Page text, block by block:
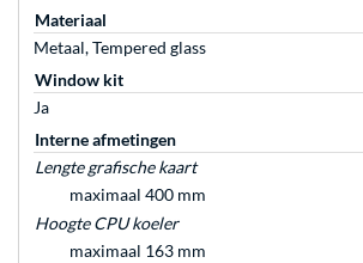
Materiaal
Metaal, Tempered glass
Window kit
Ja
Interne afmetingen
Lengte grafische kaart
maximaal 400 mm
Hoogte CPU koeler
maximaal 163 mm